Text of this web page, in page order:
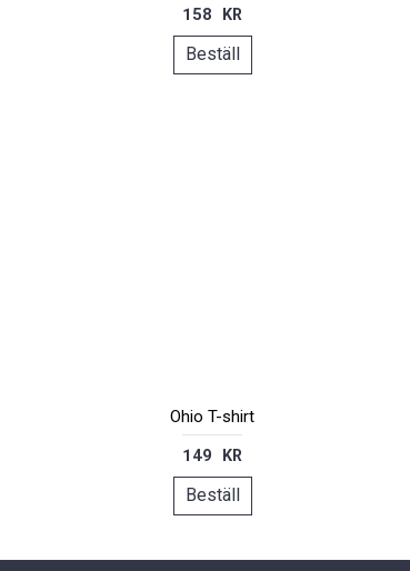
158 KR
Beställ
Ohio T-shirt
149 KR
Beställ